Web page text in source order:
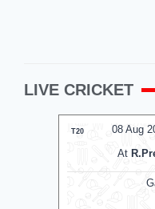
LIVE CRICKET
08 Aug
T20
At